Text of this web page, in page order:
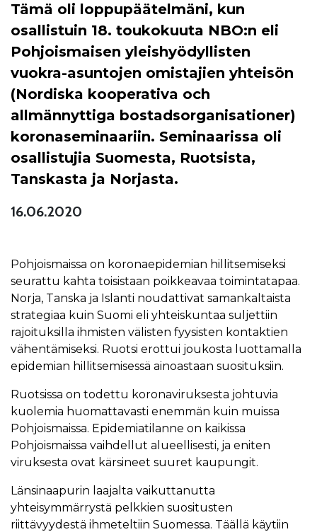
Tämä oli loppupäätelmäni, kun
osallistuin 18. toukokuuta NBO:n eli
Pohjoismaisen yleishyödyllisten
vuokra-asuntojen omistajien yhteisön
(Nordiska kooperativa och
allmännyttiga bostadsorganisationer)
koronaseminaariin. Seminaarissa oli
osallistujia Suomesta, Ruotsista,
Tanskasta ja Norjasta.
16.06.2020
Pohjoismaissa on koronaepidemian hillitsemiseksi
seurattu kahta toisistaan poikkeavaa toimintatapaa.
Norja, Tanska ja Islanti noudattivat samankaltaista
strategiaa kuin Suomi eli yhteiskuntaa suljettiin
rajoituksilla ihmisten välisten fyysisten kontaktien
vähentämiseksi. Ruotsi erottui joukosta luottamalla
epidemian hillitsemisessä ainoastaan suosituksiin.
Ruotsissa on todettu koronaviruksesta johtuvia
kuolemia huomattavasti enemmän kuin muissa
Pohjoismaissa. Epidemiatilanne on kaikissa
Pohjoismaissa vaihdellut alueellisesti, ja eniten
viruksesta ovat kärsineet suuret kaupungit.
Länsinaapurin laajalta vaikuttanutta
yhteisymmärrystä pelkkien suositusten
riittävyydestä ihmeteltiin Suomessa. Täällä käytiin